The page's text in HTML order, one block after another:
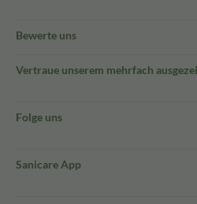
Bewerte uns
Vertraue unserem mehrfach
Folge uns
Sanicare App